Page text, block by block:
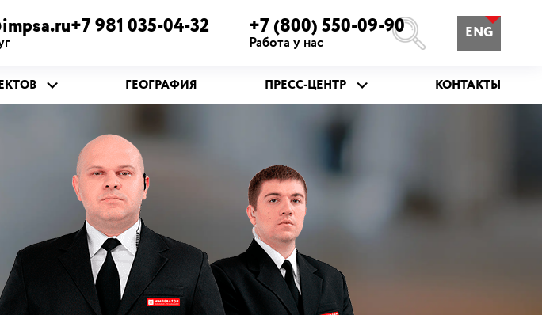
981 035-04-32 +7 (800) 550-09-90
Работа у нас ENG
ГЕОГРАФИЯ ПРЕСС-ЦЕНТР КОНТАКТЫ